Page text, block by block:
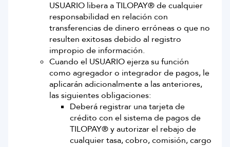
USUARIO libera a TILOPAY® de cualquier
responsabilidad en relación con
transferencias de dinero erróneas o que no
resulten exitosas debido al registro
impropio de información.
Cuando el USUARIO ejerza su función
como agregador o integrador de pagos, le
aplicarán adicionalmente a las anteriores,
las siguientes obligaciones:
Deberá registrar una tarjeta de
crédito con el sistema de pagos de
TILOPAY® y autorizar el rebajo de
cualquier tasa, cobro, comisión, cargo